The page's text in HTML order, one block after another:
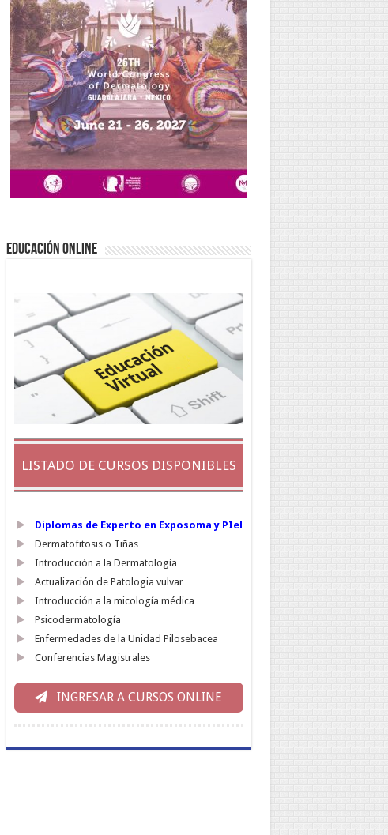
EDUCACIÓN ONLINE
LISTADO DE CURSOS DISPONIBLES
Diplomas de Experto en Exposoma y PIel
Dermatofitosis o Tiñas
Introducción a la Dermatología
Actualización de Patologia vulvar
Introducción a la micología médica
Psicodermatología
Enfermedades de la Unidad Pilosebacea
Conferencias Magistrales
INGRESAR A CURSOS ONLINE